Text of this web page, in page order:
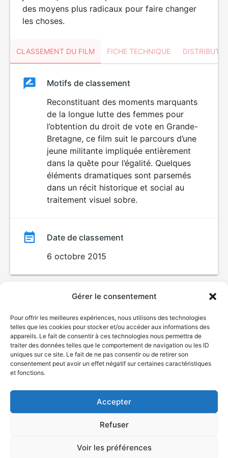
Gérer le consentement
Pour offrir les meilleures expériences, nous utilisons des technologies
telles que les cookies pour stocker et/ou accéder aux informations des
appareils. Le fait de consentir à ces technologies nous permettra de
traiter des données telles que le comportement de navigation ou les ID
uniques sur ce site. Le fait de ne pas consentir ou de retirer son
consentement peut avoir un effet négatif sur certaines caractéristiques
et fonctions.
Accepter
Refuser
Voir les préférences
des moyens plus radicaux pour faire changer
les choses.
CLASSEMENT DU FILM FICHE TECHNIQUE
ClassementClassement
Motifs de classement
Reconstituant des moments marquants
de la longue lutte des femmes pour
l’obtention du droit de vote en Grande-
Bretagne, ce film suit le parcours d’une
jeune militante impliquée entièrement
dans la quête pour l’égalité. Quelques
éléments dramatiques sont parsemés
dans un récit historique et social au
traitement visuel sobre.
Date de classement
6 octobre 2015
© Gouvernement du Québec, 2026
Plan du site
Accessibilité
Accès à l'information
Déclaration de services